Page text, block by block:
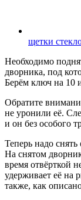
щетки
Необходимо
дворника, под
Берём ключ на 10
Обратите
не уронили её.
и он без особого
Теперь надо снять
На снятом
время отвёрткой
удерживает её на
также, как